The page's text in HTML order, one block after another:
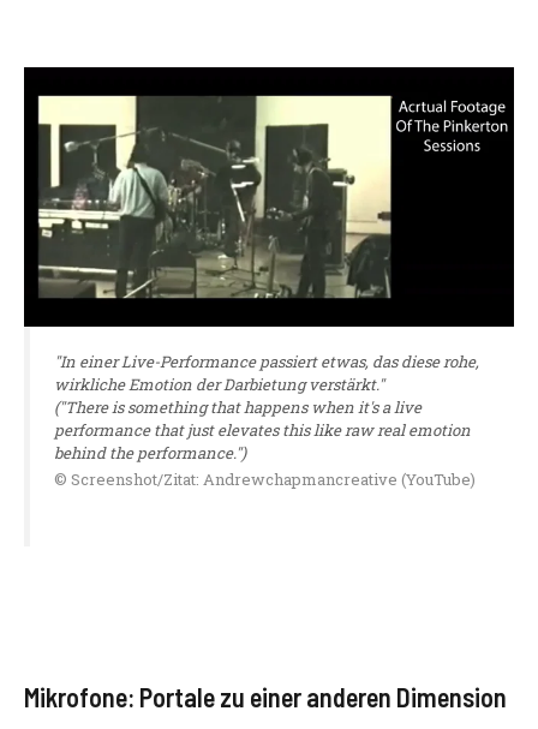
"In einer Live-Performance passiert etwas, das diese rohe,
wirkliche Emotion der Darbietung verstärkt."
("There is something that happens when it's a live
performance that just elevates this like raw real emotion
behind the performance.")
© Screenshot/Zitat: Andrewchapmancreative (YouTube)
Mikrofone: Portale zu einer anderen Dimension